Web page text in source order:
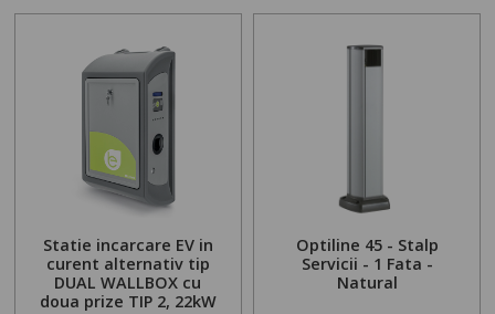
Statie incarcare EV in
curent alternativ tip
DUAL WALLBOX cu
doua prize TIP 2, 22kW
Optiline 45 - Stalp
Servicii - 1 Fata -
Natural